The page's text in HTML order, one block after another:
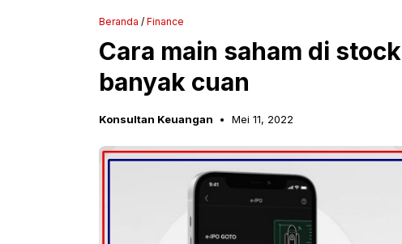
Beranda / Finance
Cara main saham di
banyak cuan
Konsultan Keuangan Mei 11, 2022